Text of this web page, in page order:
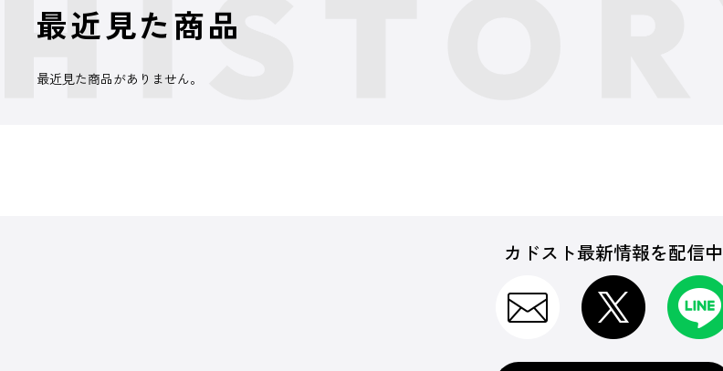
最近見た商品
最近見た商品がありません。
カドスト最新情報を配信中